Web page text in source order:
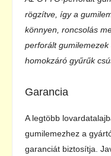
rögzítve, így a
könnyen, roncsolás
perforált
homokzáró gyűrűk
Garancia
A legtöbb
gumilemezhez a
garanciát biztosítja.